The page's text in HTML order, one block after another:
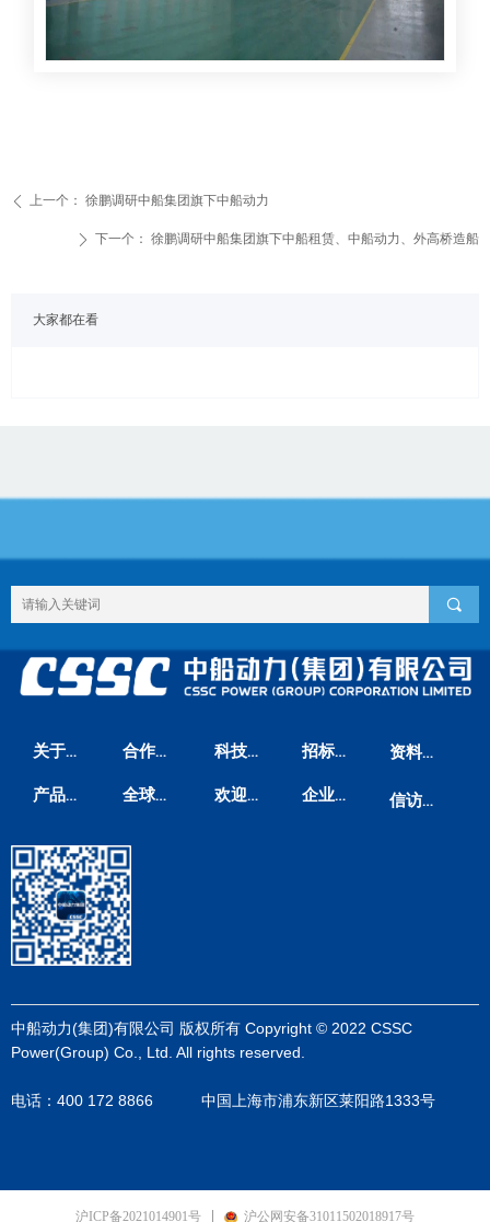
大家都在看
ꄴ 上一个： 徐鹏调研中船集团旗下中船动力
ꄲ 下一个： 徐鹏调研中船集团旗下中船租赁、中船动力、外高桥造船
关于我们
产品方案
合作伙伴
全球服务
科技创新
欢迎垂询
招标信息
企业邮箱
资料下载
信访渠道
中船动力(集团)有限公司 版权所有 Copyright © 2022 CSSC
Power(Group) Co., Ltd. All rights reserved.
电话：400 172 8866 中国上海市浦东新区莱阳路1333号
끠
沪ICP备2021014901号 沪公网安备31011502018917号